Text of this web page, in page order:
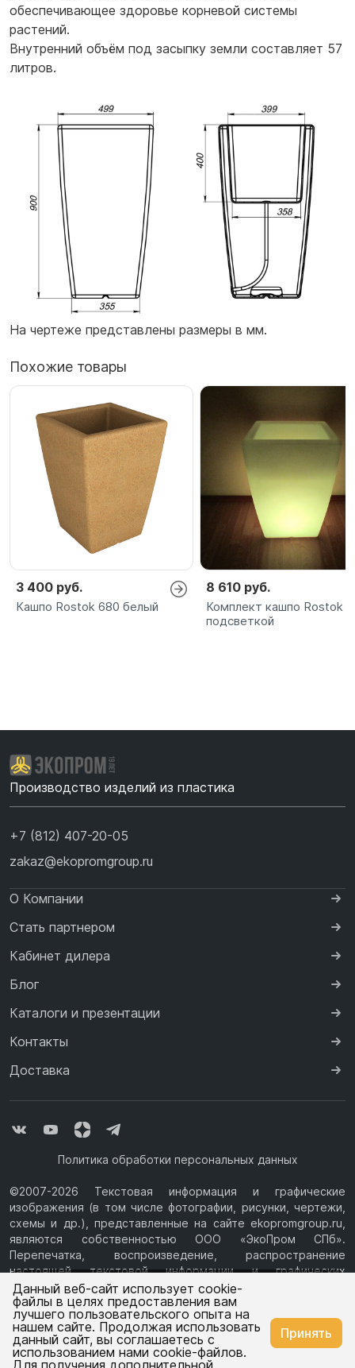
обеспечивающее здоровье корневой системы
растений.
Внутренний объём под засыпку земли составляет 57
литров.
На чертеже представлены размеры в мм.
Похожие товары
3 400 руб.
Кашпо Rostok 680 белый
8 610 руб.
Комплект кашпо Rostok
подсветкой
Производство изделий из пластика
+7 (812) 407-20-05
zakaz@ekopromgroup.ru
О Компании
Стать партнером
Кабинет дилера
Блог
Каталоги и презентации
Контакты
Доставка
Политика обработки персональных данных
©2007-2026 Текстовая информация и графические
изображения (в том числе фотографии, рисунки, чертежи,
схемы и др.), представленные на сайте ekopromgroup.ru,
являются собственностью ООО «ЭкоПром СПб».
Перепечатка, воспроизведение, распространение
настоящей текстовой информации и графических
изображений с Сайта возможны только с письменного
разрешения ООО «ЭкоПром СПб» (ИНН 7814376069, ОГРН
1077847433730, Юридический адрес: 194044, г. Санкт-
Петербург, ул.Чугунная, д.14, литера М.) Информация на
сайте ekopromgroup.ru не является публичной офертой.
Ваш город —Санкт-Петербург
Изменить Да, всё верно
Данный веб-сайт использует cookie-
файлы в целях предоставления вам
лучшего пользовательского опыта на
нашем сайте. Продолжая использовать
данный сайт, вы соглашаетесь с
использованием нами cookie-файлов.
Для получения дополнительной
Принять